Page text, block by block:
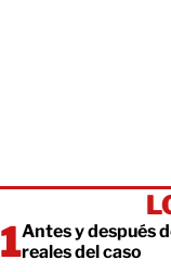
Antes y después
reales del caso